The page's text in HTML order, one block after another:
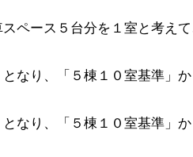
ペース５台分を１室と考え
なり、「５棟１０室基準」
なり、「５棟１０室基準」